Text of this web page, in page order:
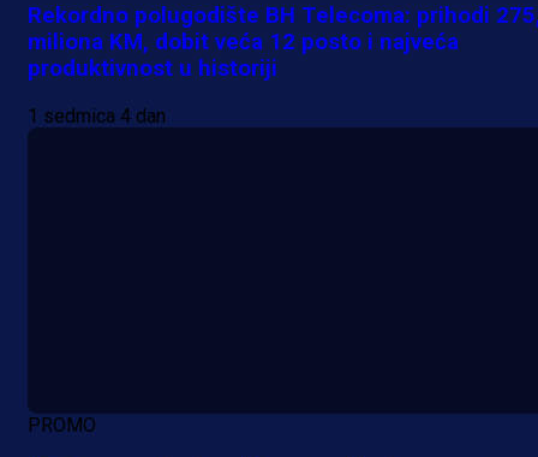
Rekordno polugodište BH Telecoma: prihodi
miliona KM, dobit veća 12 posto i najveća
produktivnost u historiji
1 sedmica 4 dan
PROMO